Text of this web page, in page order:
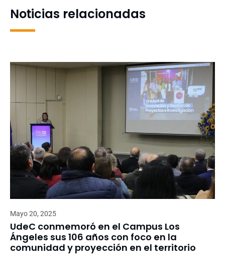
Noticias relacionadas
Mayo 20, 2025
UdeC conmemoró en el Campus Los
Ángeles sus 106 años con foco en la
comunidad y proyección en el territorio